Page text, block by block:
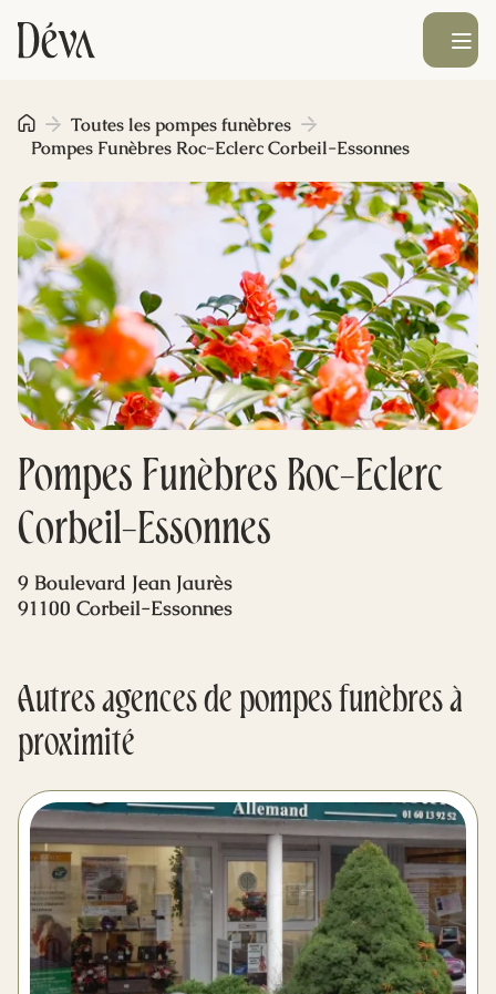
Obsèques
Prévoyance
Monument funéraire
Livraison de fleurs
Blog
Mes dernières volontés
Ouvrir le
Pompes Funèbres Roc-Eclerc
Corbeil-Essonnes
Toutes les pompes funèbres
Pompes Funèbres Roc-Eclerc Corbeil-Essonnes
9 Boulevard Jean Jaurès
91100 Corbeil-Essonnes
Autres agences de pompes funèbres à
proximité